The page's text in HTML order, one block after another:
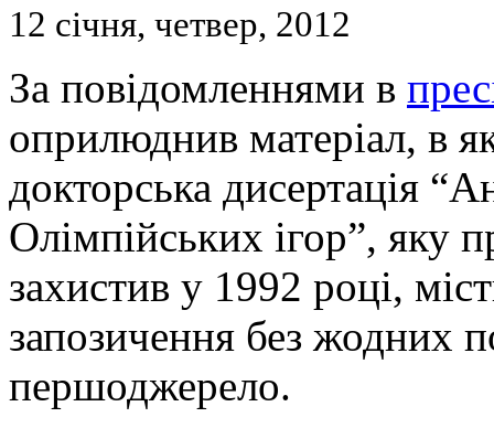
12 січня, четвер, 2012
За повідомленнями в
оприлюднив матеріал, в
докторська дисертація
Олімпійських ігор”, яку
захистив у 1992 році,
запозичення без жодних
першоджерело.